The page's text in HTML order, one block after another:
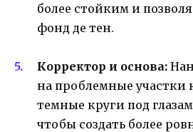
более стойким и
фонд де тен.
Корректор и основа:
на проблемные участки
темные круги под
чтобы создать более